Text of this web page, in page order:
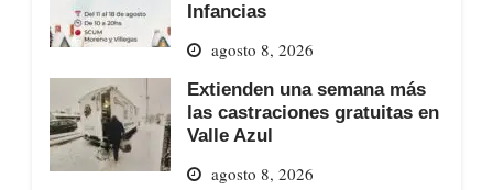
Infancias
agosto 8, 2026
Extienden una semana más
las castraciones gratuitas en
Valle Azul
agosto 8, 2026